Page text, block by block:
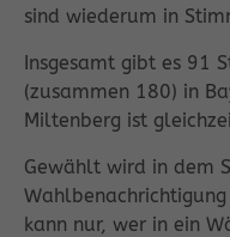
sind wiederum in
Insgesamt gibt es 91
(zusammen 180) in
Miltenberg ist
Gewählt wird in dem
kann nur, wer in ein